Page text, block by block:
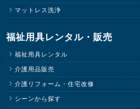
マットレス洗浄
福祉用具レンタル・販売
福祉用具レンタル
介護用品販売
介護リフォーム・住宅改修
シーンから探す